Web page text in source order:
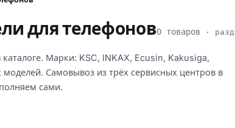
для телефонов0 товаров ·
Марки: KSC, INKAX, Ecusin, Kakusiga,
моделей. Самовывоз из трёх сервисных центров в
сами.